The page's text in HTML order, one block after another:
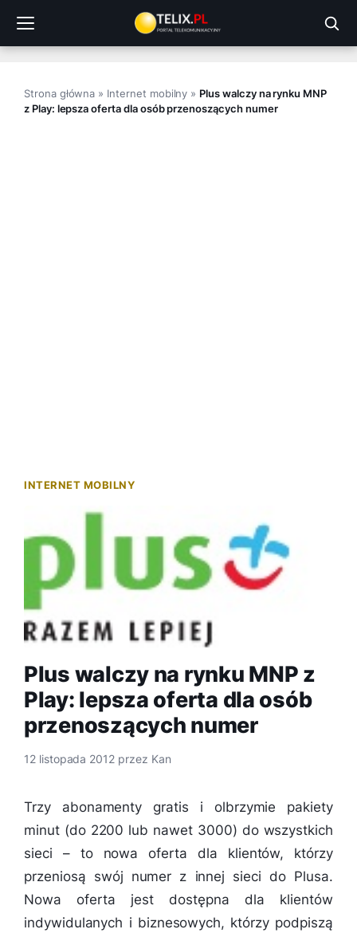
treści
Strona główna » Internet mobilny » Plus walczy na rynku MNP
z Play: lepsza oferta dla osób przenoszących numer
INTERNET MOBILNY
Plus walczy na rynku MNP z
Play: lepsza oferta dla osób
przenoszących numer
12 listopada 2012 przez Kan
Trzy abonamenty gratis i olbrzymie pakiety
minut (do 2200 lub nawet 3000) do wszystkich
sieci – to nowa oferta dla klientów, którzy
przeniosą swój numer z innej sieci do Plusa.
Nowa oferta jest dostępna dla klientów
indywidulanych i biznesowych, którzy podpiszą